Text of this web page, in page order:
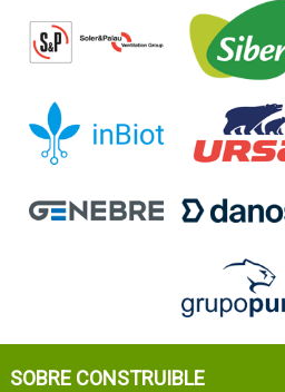
SOBRE CONSTRUIBLE